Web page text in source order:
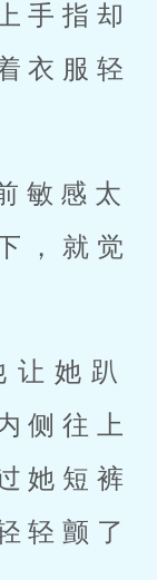
手指却
衣服轻
，就觉
侧往上
她短裤
轻颤了